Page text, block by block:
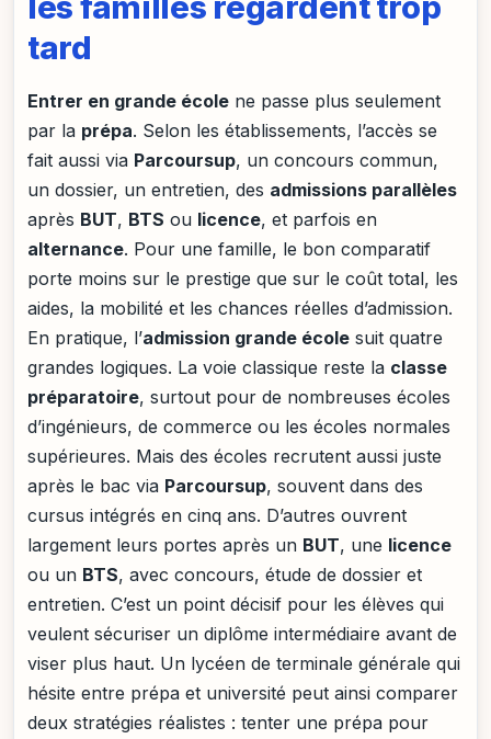
tard
Entrer en grande école ne passe plus seulement
par la prépa. Selon les établissements, l’accès se
fait aussi via Parcoursup, un concours commun,
un dossier, un entretien, des admissions parallèles
après BUT, BTS ou licence, et parfois en
alternance. Pour une famille, le bon comparatif
porte moins sur le prestige que sur le coût total, les
aides, la mobilité et les chances réelles d’admission.
En pratique, l’admission grande école suit quatre
grandes logiques. La voie classique reste la classe
préparatoire, surtout pour de nombreuses écoles
d’ingénieurs, de commerce ou les écoles normales
supérieures. Mais des écoles recrutent aussi juste
après le bac via Parcoursup, souvent dans des
cursus intégrés en cinq ans. D’autres ouvrent
largement leurs portes après un BUT, une licence
ou un BTS, avec concours, étude de dossier et
entretien. C’est un point décisif pour les élèves qui
veulent sécuriser un diplôme intermédiaire avant de
viser plus haut. Un lycéen de terminale générale qui
hésite entre prépa et université peut ainsi comparer
deux stratégies réalistes : tenter une prépa pour